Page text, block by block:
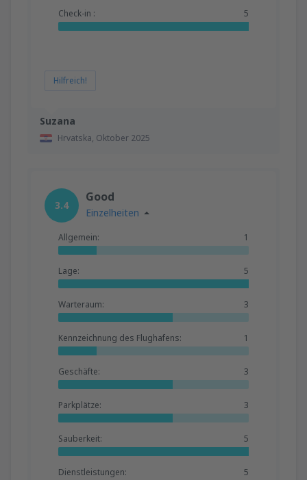
Suzana
Hrvatska, Oktober 2025
Check-in : 5
Hilfreich!
3.4
Good
Einzelheiten
Allgemein: 1
Lage: 5
Warteraum: 3
Kennzeichnung des Flughafens: 1
Geschäfte: 3
Parkplätze: 3
Sauberkeit: 5
Dienstleistungen: 5